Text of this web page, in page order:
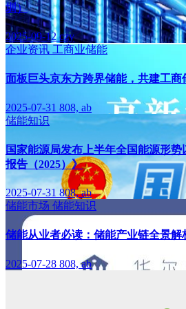
圳）
2025-09-12czy
企业资讯 工商业储能
面板巨头京东方跨界储能，共建工商
2025-07-31 808, ab
储能知识
国家能源局发布上半年全国能源形
报告（2025）》
2025-07-31 808, ab
储能市场 储能知识
储能从业者必读：储能产业链全景解
2025-07-28 808, ab